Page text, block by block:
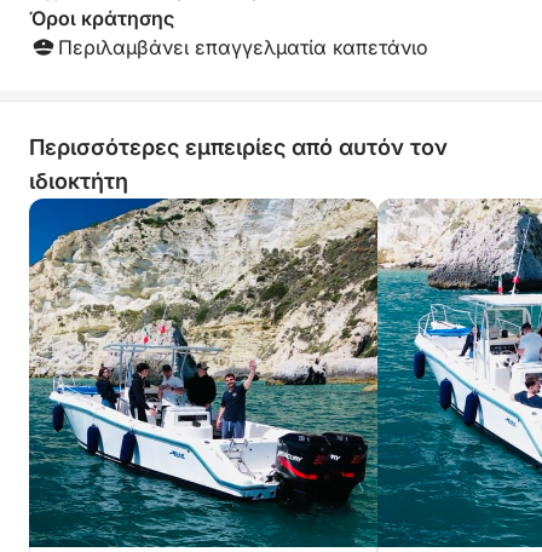
Όροι κράτησης
Περιλαμβάνει επαγγελματία καπετάνιο
Περισσότερες εμπειρίες από αυτόν τον
ιδιοκτήτη